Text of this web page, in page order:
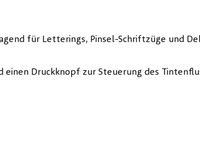
für Letterings, Pinsel-Schriftzüge und
Druckknopf zur Steuerung des